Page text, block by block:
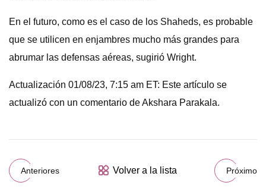
En el futuro, como es el caso de los Shaheds, es probable
que se utilicen en enjambres mucho más grandes para
abrumar las defensas aéreas, sugirió Wright.
Actualización 01/08/23, 7:15 am ET: Este artículo se
actualizó con un comentario de Akshara Parakala.
Anteriores Volver a la lista Próximo